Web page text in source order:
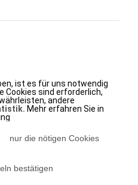
ist es für uns notwendig
Cookies sind erforderlich,
andere
Mehr erfahren Sie in
nur die nötigen Cookies
bestätigen